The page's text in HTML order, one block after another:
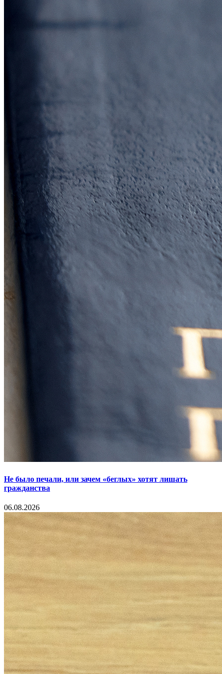
Не было печали, или зачем «беглых» хотят лишать
гражданства
06.08.2026